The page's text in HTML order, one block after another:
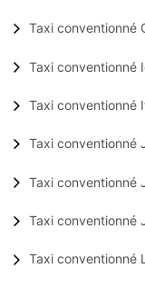
Taxi conventionné
Taxi conventionné
Taxi conventionné
Taxi conventionné
Taxi conventionné
Taxi conventionné
Taxi conventionné